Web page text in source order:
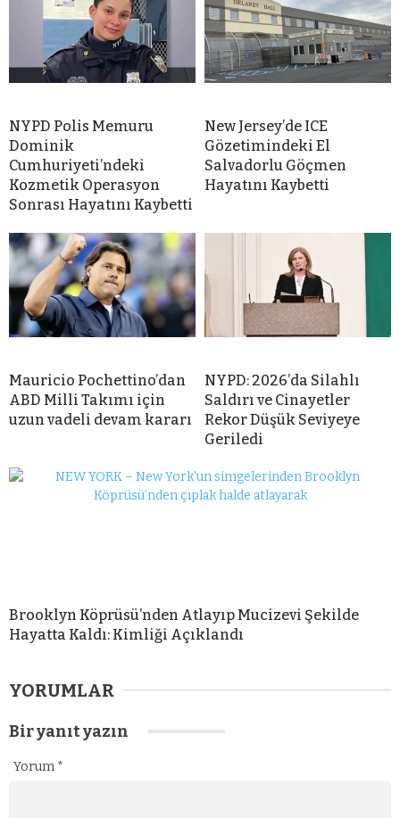
NYPD Polis Memuru
Dominik
Cumhuriyeti’ndeki
Kozmetik Operasyon
Sonrası Hayatını Kaybetti
New Jersey’de ICE
Gözetimindeki El
Salvadorlu Göçmen
Hayatını Kaybetti
Mauricio Pochettino’dan
ABD Milli Takımı için
uzun vadeli devam kararı
NYPD: 2026’da Silahlı
Saldırı ve Cinayetler
Rekor Düşük Seviyeye
Geriledi
Brooklyn Köprüsü’nden Atlayıp Mucizevi Şekilde
Hayatta Kaldı: Kimliği Açıklandı
YORUMLAR
Bir yanıt yazın
Yorum *